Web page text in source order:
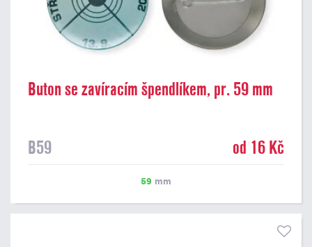
Buton se zavíracím špendlíkem, pr. 59 mm
B59 od 16 Kč
59 mm